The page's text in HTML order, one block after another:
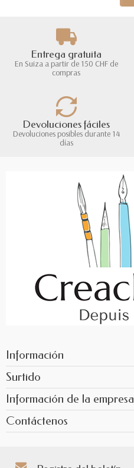
Entrega gratuita
En Suiza a partir de 150 CHF de
compras
Devoluciones fáciles
Devoluciones posibles durante 14
días
Información
Surtido
Información de la empresa
Contáctenos